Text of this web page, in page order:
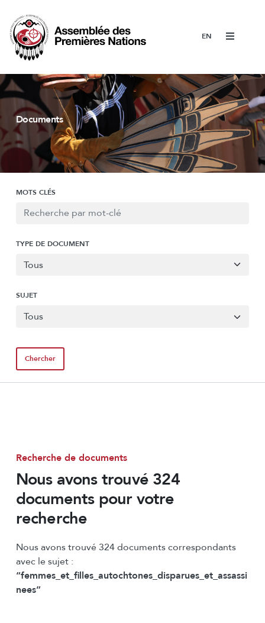
Menu
Documents
MOTS CLÉS
TYPE DE DOCUMENT
SUJET
Recherche de documents
Nous avons trouvé 324
documents pour votre
recherche
Nous avons trouvé 324 documents correspondants
avec le sujet :
“femmes_et_filles_autochtones_disparues_et_assassi
nees”